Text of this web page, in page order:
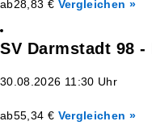
ab28,83 € Vergleichen »
SV Darmstadt 98 -
30.08.2026 11:30 Uhr
ab55,34 € Vergleichen »